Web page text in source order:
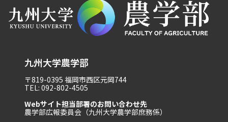
九州大学農学部
〒819-0395 福岡市西区元岡744
TEL: 092-802-4505
Webサイト担当部署のお問い合わせ先
農学部広報委員会（九州大学農学部庶務係）